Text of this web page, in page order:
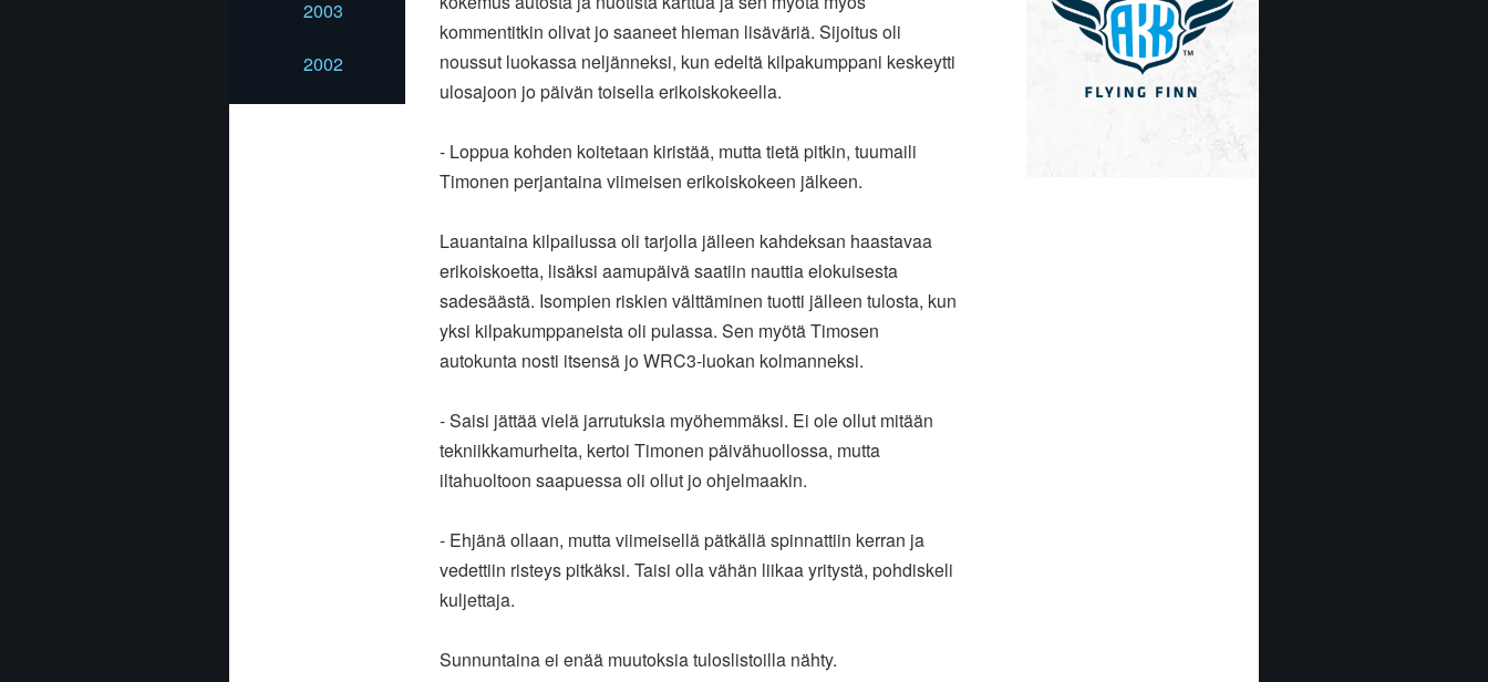
2003
2002
kommentitkin olivat jo saaneet hieman lisäväriä. Sijoitus oli
noussut luokassa neljänneksi, kun edeltä kilpakumppani keskeytti
ulosajoon jo päivän toisella erikoiskokeella.
- Loppua kohden koitetaan kiristää, mutta tietä pitkin, tuumaili
Timonen perjantaina viimeisen erikoiskokeen jälkeen.
Lauantaina kilpailussa oli tarjolla jälleen kahdeksan haastavaa
erikoiskoetta, lisäksi aamupäivä saatiin nauttia elokuisesta
sadesäästä. Isompien riskien välttäminen tuotti jälleen tulosta, kun
yksi kilpakumppaneista oli pulassa. Sen myötä Timosen
autokunta nosti itsensä jo WRC3-luokan kolmanneksi.
- Saisi jättää vielä jarrutuksia myöhemmäksi. Ei ole ollut mitään
tekniikkamurheita, kertoi Timonen päivähuollossa, mutta
iltahuoltoon saapuessa oli ollut jo ohjelmaakin.
- Ehjänä ollaan, mutta viimeisellä pätkällä spinnattiin kerran ja
vedettiin risteys pitkäksi. Taisi olla vähän liikaa yritystä, pohdiskeli
kuljettaja.
Sunnuntaina ei enää muutoksia tuloslistoilla nähty.